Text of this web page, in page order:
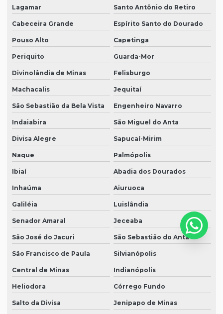
Lagamar Santo Antônio do Retiro
Cabeceira Grande Espírito Santo do Dourado
Pouso Alto Capetinga
Periquito Guarda-Mor
Divinolândia de Minas Felisburgo
Machacalis Jequitaí
São Sebastião da Bela Vista Engenheiro Navarro
Indaiabira São Miguel do Anta
Divisa Alegre Sapucaí-Mirim
Naque Palmópolis
Ibiaí Abadia dos Dourados
Inhaúma Aiuruoca
Galiléia Luislândia
Senador Amaral Jeceaba
São José do Jacuri São Sebastião do Anta
São Francisco de Paula Silvianópolis
Central de Minas Indianópolis
Heliodora Córrego Fundo
Salto da Divisa Jenipapo de Minas